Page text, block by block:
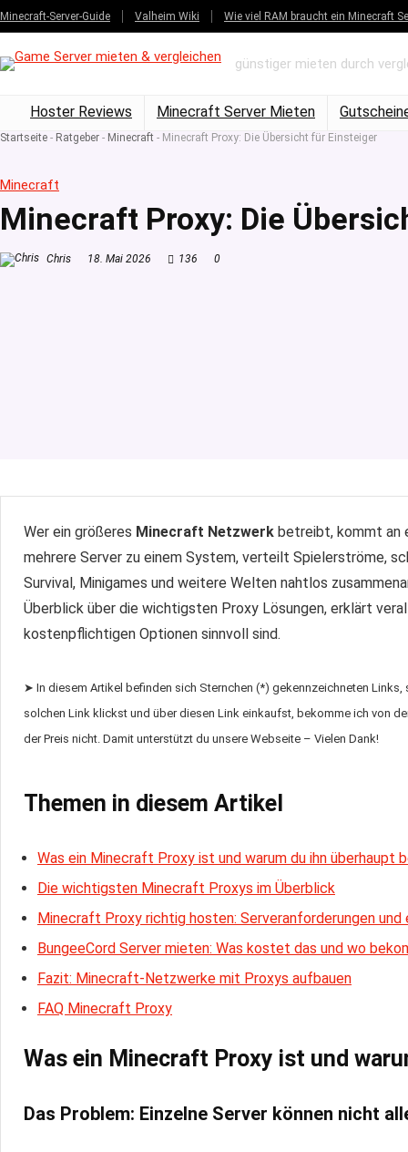
Minecraft-Server-Guide Valheim Wiki Wie viel RAM braucht ein Minecraft
günstiger mieten durch
Hoster Reviews Minecraft Server Mieten
Startseite - Ratgeber - Minecraft - Minecraft Proxy: Die Übersicht für Einsteiger
Minecraft
Minecraft Proxy: Die
Chris 18. Mai 2026 136 0
Wer ein größeres Minecraft Netzwerk betreibt, kommt an
mehrere Server zu einem System, verteilt Spielerströme,
Survival, Minigames und weitere Welten nahtlos
Überblick über die wichtigsten Proxy Lösungen, erklärt
kostenpflichtigen Optionen sinnvoll sind.
➤ In diesem Artikel befinden sich Sternchen (*) gekennzeichneten
solchen Link klickst und über diesen Link einkaufst, bekomme ich von
der Preis nicht. Damit unterstützt du unsere Webseite – Vielen Dank!
Themen in diesem Artikel
Was ein Minecraft Proxy ist und warum du ihn überhaupt
Die wichtigsten Minecraft Proxys im Überblick
Minecraft Proxy richtig hosten: Serveranforderungen
BungeeCord Server mieten: Was kostet das und wo
Fazit: Minecraft-Netzwerke mit Proxys aufbauen
FAQ Minecraft Proxy
Was ein Minecraft Proxy ist und
Das Problem: Einzelne Server können nicht